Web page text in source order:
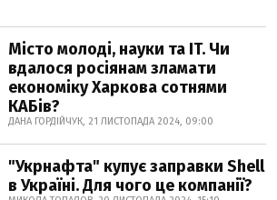
Місто молоді, науки та IT. Чи
вдалося росіянам зламати
економіку Харкова сотнями
КАБів?
ДАНА ГОРДІЙЧУК, 21 ЛИСТОПАДА 2024, 09:00
"Укрнафта" купує заправки Shell
в Україні. Для чого це компанії?